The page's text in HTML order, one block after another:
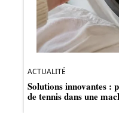
ACTUALITÉ
Solutions innovantes :
de tennis dans une